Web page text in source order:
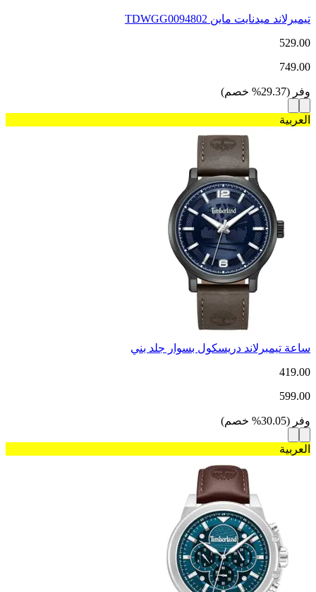
تيمبرلاند ميدنايت ماين TDWGG0094802
529.00
749.00
وفر (
29.37
% خصم)
العربية
ساعة تيمبرلاند دريسكول بسوار جلد بني
419.00
599.00
وفر (
30.05
% خصم)
العربية